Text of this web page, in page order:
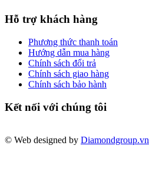
Hỗ trợ khách hàng
Phương thức thanh toán
Hướng dẫn mua hàng
Chính sách đổi trả
Chính sách giao hàng
Chính sách bảo hành
Kết nối với chúng tôi
© Web designed by Diamondgroup.vn